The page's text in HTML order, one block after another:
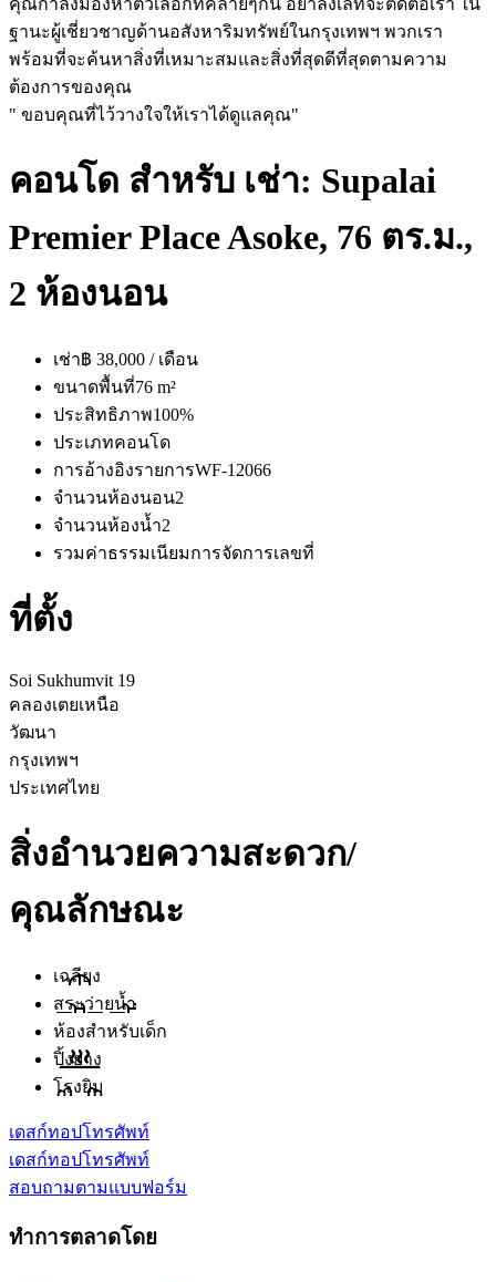
ฐานะผู้เชี่ยวชาญด้านอสังหาริมทรัพย์ในกรุงเทพฯ พวกเรา
พร้อมที่จะค้นหาสิ่งที่เหมาะสมและสิ่งที่สุดดีที่สุดตามความ
ต้องการของคุณ
" ขอบคุณที่ไว้วางใจให้เราได้ดูแลคุณ"
คอนโด สำหรับ เช่า: Supalai
Premier Place Asoke, 76 ตร.ม.,
2 ห้องนอน
เช่า฿ 38,000 / เดือน
ขนาดพื้นที่76 m²
ประสิทธิภาพ100%
ประเภทคอนโด
การอ้างอิงรายการWF-12066
จำนวนห้องนอน2
จำนวนห้องน้ำ2
รวมค่าธรรมเนียมการจัดการเลขที่
ที่ตั้ง
Soi Sukhumvit 19
คลองเตยเหนือ
วัฒนา
กรุงเทพฯ
ประเทศไทย
สิ่งอำนวยความสะดวก/
คุณลักษณะ
เฉลียง
สระว่ายน้ำ
ห้องสำหรับเด็ก
ปิ้งย่าง
โรงยิม
เดสก์ทอปโทรศัพท์
เดสก์ทอปโทรศัพท์
สอบถามตามแบบฟอร์ม
ทำการตลาดโดย